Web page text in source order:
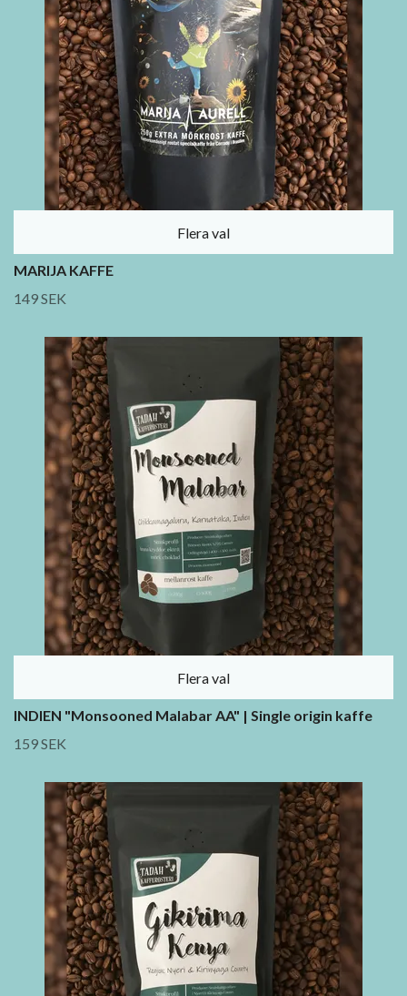
Flera val
MARIJA KAFFE
149 SEK
Flera val
INDIEN "Monsooned Malabar AA" | Single origin kaffe
159 SEK